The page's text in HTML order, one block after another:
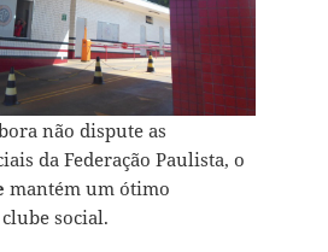
não dispute as
da Federação Paulista, o
mantém um ótimo
social.